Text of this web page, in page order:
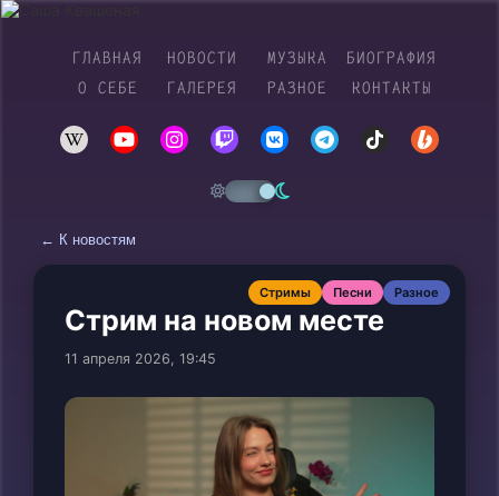
ГЛАВНАЯ НОВОСТИ МУЗЫКА
БИОГРАФИЯ
О СЕБЕ
ГАЛЕРЕЯ РАЗНОЕ КОНТАКТЫ
← К новостям
Стримы Песни Разное
Стрим на новом месте
11 апреля 2026, 19:45